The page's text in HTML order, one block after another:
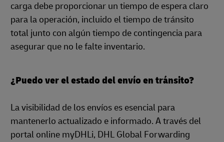
carga debe proporcionar un tiempo de espera claro
para la operación, incluido el tiempo de tránsito
total junto con algún tiempo de contingencia para
asegurar que no le falte inventario.
¿Puedo ver el estado del envío en tránsito?
La visibilidad de los envíos es esencial para
mantenerlo actualizado e informado. A través del
portal online myDHLi, DHL Global Forwarding